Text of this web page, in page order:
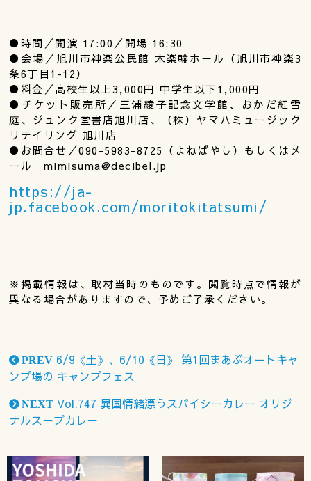
●時間／開演 17:00／開場 16:30
●会場／旭川市神楽公民館 木楽輪ホール（旭川市神楽3
条6丁目1-12）
●料金／高校生以上3,000円 中学生以下1,000円
●チケット販売所／三浦綾子記念文学館、おかだ紅雪
庭、ジュンク堂書店旭川店、（株）ヤマハミュージック
リテイリング 旭川店
●お問合せ／090-5983-8725（よねばやし）もしくはメ
ール mimisuma@decibel.jp
https://ja-
jp.facebook.com/moritokitatsumi/
※掲載情報は、取材当時のものです。閲覧時点で情報が
異なる場合がありますので、予めご了承ください。
PREV 6/9《土》、6/10《日》 第1回まあぶオートキャ
ンプ場の キャンプフェス
NEXT Vol.747 異国情緒漂うスパイシーカレー オリジ
ナルスープカレー